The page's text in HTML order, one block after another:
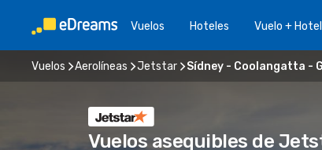
Vuelos Hoteles Vuelo + Hotel
Vuelos Aerolíneas Jetstar Sídney - Coolangatta -
Vuelos asequibles de